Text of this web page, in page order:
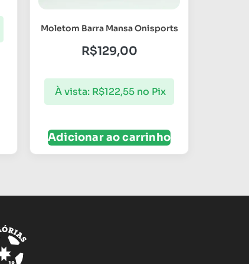
Moletom Barra Mansa Onisports
R$129,00
À vista: R$122,55 no Pix
Adicionar ao carrinho